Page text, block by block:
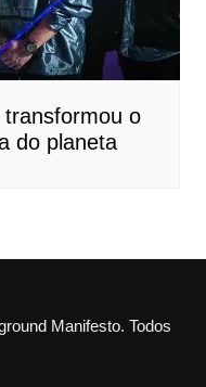
transformou o
do planeta
Manifesto. Todos